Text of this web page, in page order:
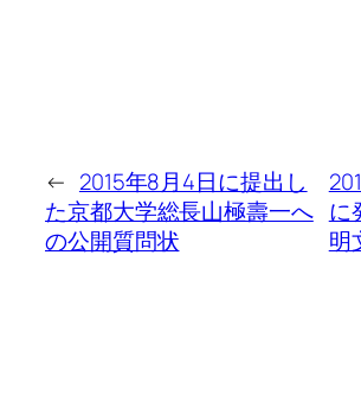
← 2015年8月4日に提出し
た京都大学総長山極壽一へ
の公開質問状
に
明